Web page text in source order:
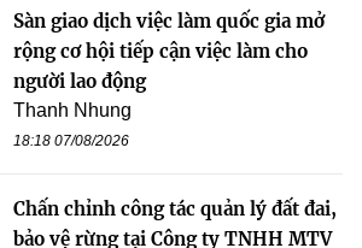
Sàn giao dịch việc làm quốc gia mở
rộng cơ hội tiếp cận việc làm cho
người lao động
Thanh Nhung
18:18 07/08/2026
Chấn chỉnh công tác quản lý đất đai,
bảo vệ rừng tại Công ty TNHH MTV